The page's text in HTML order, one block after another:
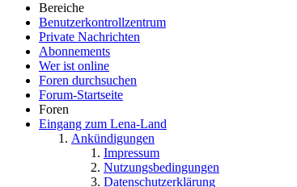
Bereiche
Benutzerkontrollzentrum
Private Nachrichten
Abonnements
Wer ist online
Foren durchsuchen
Forum-Startseite
Foren
Eingang zum Lena-Land
Ankündigungen
Impressum
Nutzungsbedingungen
Datenschutzerklärung